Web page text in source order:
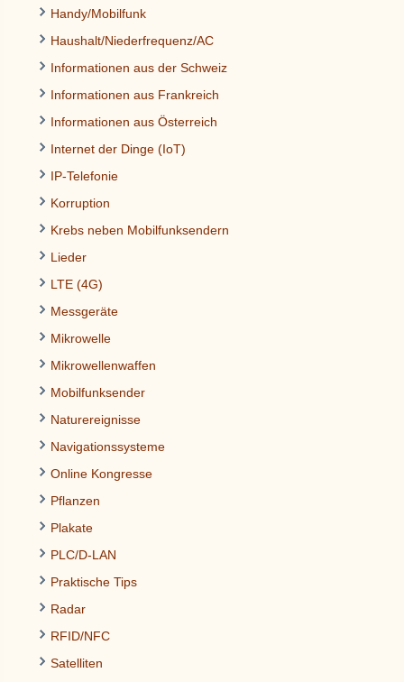
Handy/Mobilfunk
Haushalt/Niederfrequenz/AC
Informationen aus der Schweiz
Informationen aus Frankreich
Informationen aus Österreich
Internet der Dinge (IoT)
IP-Telefonie
Korruption
Krebs neben Mobilfunksendern
Lieder
LTE (4G)
Messgeräte
Mikrowelle
Mikrowellenwaffen
Mobilfunksender
Naturereignisse
Navigationssysteme
Online Kongresse
Pflanzen
Plakate
PLC/D-LAN
Praktische Tips
Radar
RFID/NFC
Satelliten